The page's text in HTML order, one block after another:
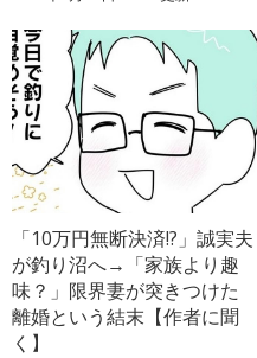
「10万円無断決済!?」誠実夫
が釣り沼へ→「家族より趣
味？」限界妻が突きつけた
離婚という結末【作者に聞
く】